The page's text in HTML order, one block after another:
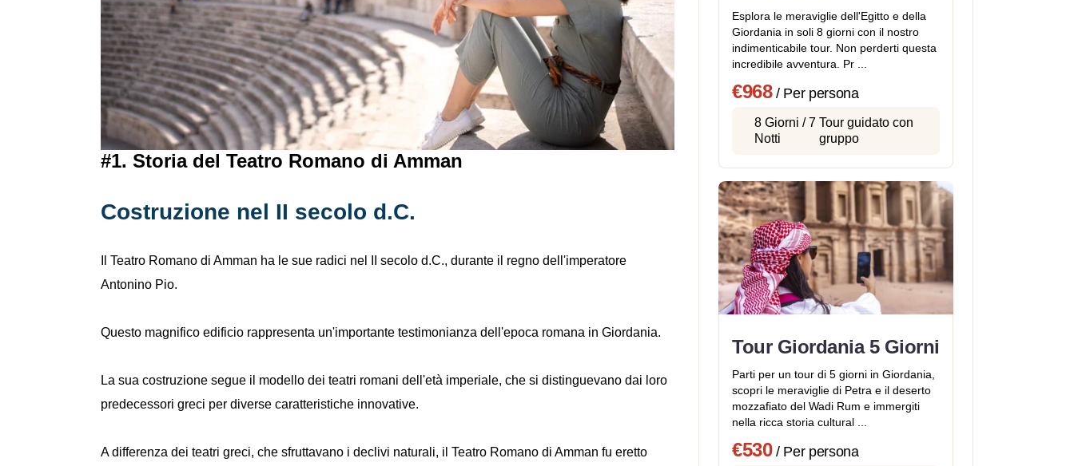
#1. Storia del Teatro Romano di Amman
Costruzione nel II secolo d.C.
Il Teatro Romano di Amman ha le sue radici nel II secolo d.C., durante il regno dell'imperatore
Antonino Pio.
Questo magnifico edificio rappresenta un'importante testimonianza dell'epoca romana in Giordania.
La sua costruzione segue il modello dei teatri romani dell'età imperiale, che si distinguevano dai loro
predecessori greci per diverse caratteristiche innovative.
A differenza dei teatri greci, che sfruttavano i declivi naturali, il Teatro Romano di Amman fu eretto
Esplora le meraviglie dell'Egitto e della
Giordania in soli 8 giorni con il nostro
indimenticabile tour. Non perderti questa
incredibile avventura. Pr ...
€968/ Per persona
8 Giorni / 7
Notti
Tour guidato con
gruppo
Tour Giordania 5 Giorni
Parti per un tour di 5 giorni in Giordania,
scopri le meraviglie di Petra e il deserto
mozzafiato del Wadi Rum e immergiti
nella ricca storia cultural ...
€530/ Per persona